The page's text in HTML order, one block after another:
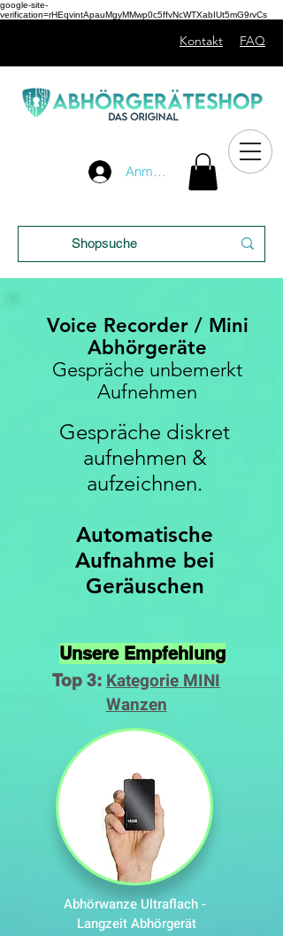
google-site-
verification=rHEqvintApauMgyMMwp0c5ffvNcWTXabIUt5mG9rvCs
Anmelden
Kontakt FAQ
Voice Recorder / Mini
Abhörgeräte
Gespräche unbemerkt
Aufnehmen
Gespräche diskret
aufnehmen &
aufzeichnen.
Automatische
Aufnahme bei
Geräuschen
Unsere Empfehlung
Top 3: Kategorie MINI
Wanzen
Abhörwanze Ultraflach -
Langzeit Abhörgerät